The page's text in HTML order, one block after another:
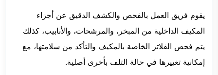
يقوم فريق العمل بالفحص والكشف الدقيق عن أجزاء
المكيف الداخلية من المبخر، والمرشحات، والأنابيب، كذلك
يتم فحص الفلاتر الخاصة بالمكيف والتأكد من سلامتها، مع
إمكانية تغييرها في حالة التلف بأخرى أصلية.